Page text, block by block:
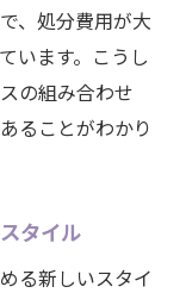
、処分費用が大
います。こうし
の組み合わせ
ることがわかり
タイル
る新しいスタイ